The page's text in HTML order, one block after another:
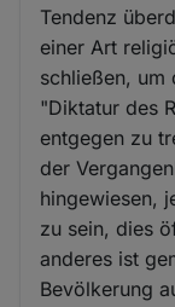
Tendenz
einer Art
schließen, um
"Diktatur des
entgegen zu
der
hingewiesen,
zu sein, dies
anderes ist
Bevölkerung